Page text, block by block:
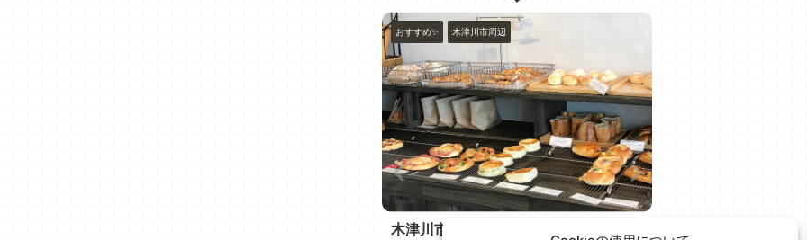
おすすめ✨ 木津川市周辺
木津川市城山台 "Boulangerie 州見台 ”ミニふぉ